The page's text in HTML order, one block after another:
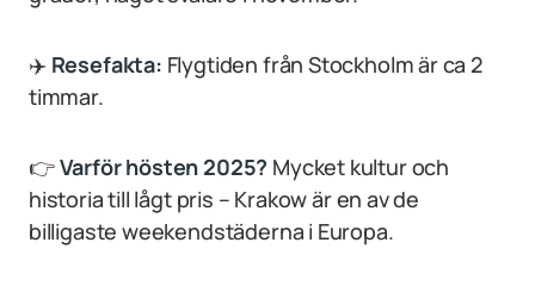
✈️ Resefakta: Flygtiden från Stockholm är ca 2
timmar.
👉Varför hösten 2025? Mycket kultur och
historia till lågt pris – Krakow är en av de
billigaste weekendstäderna i Europa.